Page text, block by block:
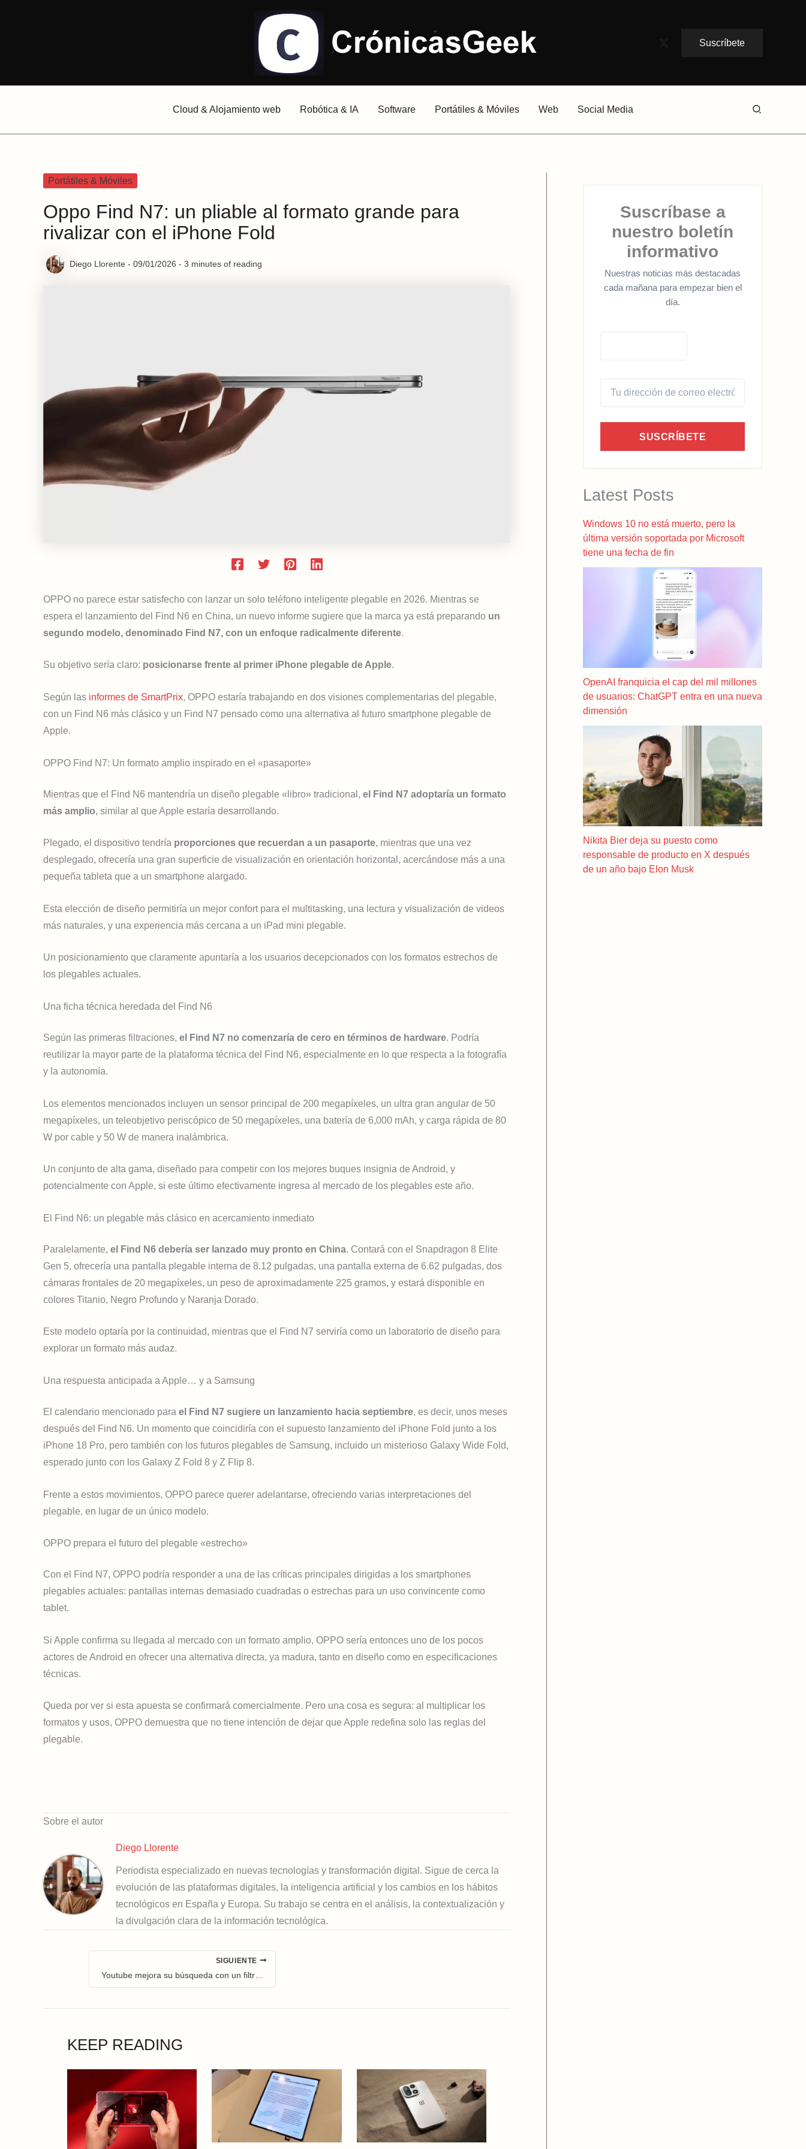
Suscríbete
Cloud & Alojamiento web Robótica & IA Software Portátiles & Móviles Web Social Media Buscar
Portátiles & Móviles
Oppo Find N7: un pliable al formato grande para
rivalizar con el iPhone Fold
Diego Llorente - 09/01/2026 - 3 minutes of reading
OPPO no parece estar satisfecho con lanzar un solo teléfono inteligente plegable en 2026. Mientras se
espera el lanzamiento del Find N6 en China, un nuevo informe sugiere que la marca ya está preparando un
segundo modelo, denominado Find N7, con un enfoque radicalmente diferente.
Su objetivo sería claro: posicionarse frente al primer iPhone plegable de Apple.
Según las informes de SmartPrix, OPPO estaría trabajando en dos visiones complementarias del plegable,
con un Find N6 más clásico y un Find N7 pensado como una alternativa al futuro smartphone plegable de
Apple.
OPPO Find N7: Un formato amplio inspirado en el «pasaporte»
Mientras que el Find N6 mantendría un diseño plegable «libro» tradicional, el Find N7 adoptaría un formato
más amplio, similar al que Apple estaría desarrollando.
Plegado, el dispositivo tendría proporciones que recuerdan a un pasaporte, mientras que una vez
desplegado, ofrecería una gran superficie de visualización en orientación horizontal, acercándose más a una
pequeña tableta que a un smartphone alargado.
Esta elección de diseño permitiría un mejor confort para el multitasking, una lectura y visualización de videos
más naturales, y una experiencia más cercana a un iPad mini plegable.
Un posicionamiento que claramente apuntaría a los usuarios decepcionados con los formatos estrechos de
los plegables actuales.
Una ficha técnica heredada del Find N6
Según las primeras filtraciones, el Find N7 no comenzaría de cero en términos de hardware. Podría
reutilizar la mayor parte de la plataforma técnica del Find N6, especialmente en lo que respecta a la fotografía
y la autonomía.
Los elementos mencionados incluyen un sensor principal de 200 megapíxeles, un ultra gran angular de 50
megapíxeles, un teleobjetivo periscópico de 50 megapíxeles, una batería de 6,000 mAh, y carga rápida de 80
W por cable y 50 W de manera inalámbrica.
Un conjunto de alta gama, diseñado para competir con los mejores buques insignia de Android, y
potencialmente con Apple, si este último efectivamente ingresa al mercado de los plegables este año.
El Find N6: un plegable más clásico en acercamiento inmediato
Paralelamente, el Find N6 debería ser lanzado muy pronto en China. Contará con el Snapdragon 8 Elite
Gen 5, ofrecería una pantalla plegable interna de 8.12 pulgadas, una pantalla externa de 6.62 pulgadas, dos
cámaras frontales de 20 megapíxeles, un peso de aproximadamente 225 gramos, y estará disponible en
colores Titanio, Negro Profundo y Naranja Dorado.
Este modelo optaría por la continuidad, mientras que el Find N7 serviría como un laboratorio de diseño para
explorar un formato más audaz.
Una respuesta anticipada a Apple… y a Samsung
El calendario mencionado para el Find N7 sugiere un lanzamiento hacia septiembre, es decir, unos meses
después del Find N6. Un momento que coincidiría con el supuesto lanzamiento del iPhone Fold junto a los
iPhone 18 Pro, pero también con los futuros plegables de Samsung, incluido un misterioso Galaxy Wide Fold,
esperado junto con los Galaxy Z Fold 8 y Z Flip 8.
Frente a estos movimientos, OPPO parece querer adelantarse, ofreciendo varias interpretaciones del
plegable, en lugar de un único modelo.
OPPO prepara el futuro del plegable «estrecho»
Con el Find N7, OPPO podría responder a una de las críticas principales dirigidas a los smartphones
plegables actuales: pantallas internas demasiado cuadradas o estrechas para un uso convincente como
tablet.
Si Apple confirma su llegada al mercado con un formato amplio, OPPO sería entonces uno de los pocos
actores de Android en ofrecer una alternativa directa, ya madura, tanto en diseño como en especificaciones
técnicas.
Queda por ver si esta apuesta se confirmará comercialmente. Pero una cosa es segura: al multiplicar los
formatos y usos, OPPO demuestra que no tiene intención de dejar que Apple redefina solo las reglas del
plegable.
Sobre el autor
Diego Llorente
Periodista especializado en nuevas tecnologías y transformación digital. Sigue de cerca la
evolución de las plataformas digitales, la inteligencia artificial y los cambios en los hábitos
tecnológicos en España y Europa. Su trabajo se centra en el análisis, la contextualización y
la divulgación clara de la información tecnológica.
SIGUIENTE
Youtube mejora su búsqueda con un filtro Shorts y un nuevo orden por popularidad
KEEP READING
Suscríbase a
nuestro boletín
informativo
Nuestras noticias más destacadas
cada mañana para empezar bien el
día.
SUSCRÍBETE
Latest Posts
Windows 10 no está muerto, pero la
última versión soportada por Microsoft
tiene una fecha de fin
OpenAI franquicia el cap del mil millones
de usuarios: ChatGPT entra en una nueva
dimensión
Nikita Bier deja su puesto como
responsable de producto en X después
de un año bajo Elon Musk